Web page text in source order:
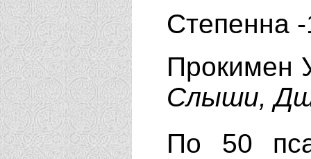
Степенна
Прокимен
Слыши,
По 50